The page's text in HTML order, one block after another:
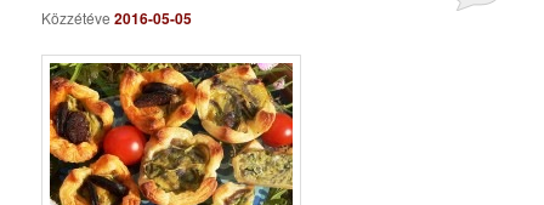
Közzétéve2016-05-05